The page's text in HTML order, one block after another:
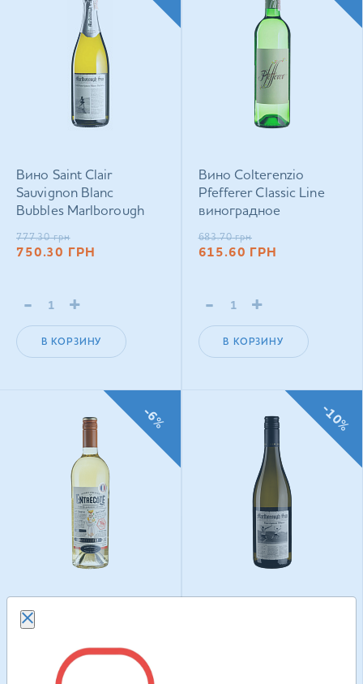
Вино Saint Clair
Sauvignon Blanc
Bubbles Marlborough
газированное брют
777.30 грн
750.30 ГРН
- +
В КОРЗИНУ
Вино Colterenzio
Pfefferer Classic Line
виноградное
белое 0,75 л
683.70 грн
615.60 ГРН
- +
В КОРЗИНУ
Вино Gourmet Père &
Fils Entrecôte
Chardonnay
виноградное
грн
-6% -10%